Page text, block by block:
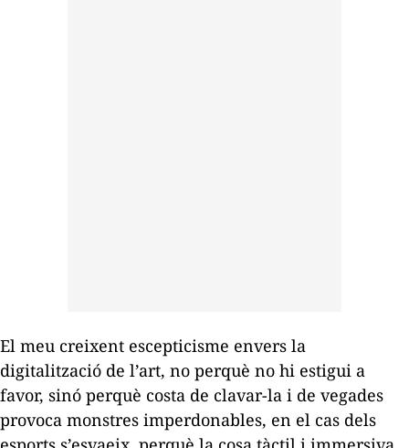
El meu creixent escepticisme envers la
digitalització de l’art, no perquè no hi estigui a
favor, sinó perquè costa de clavar-la i de vegades
provoca monstres imperdonables, en el cas dels